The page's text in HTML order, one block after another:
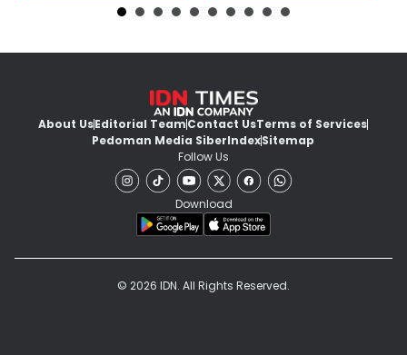
About UsEditorial TeamContact UsTerms of Services
Pedoman Media SiberIndexSitemap
Follow Us
Download
© 2026 IDN. All Rights Reserved.